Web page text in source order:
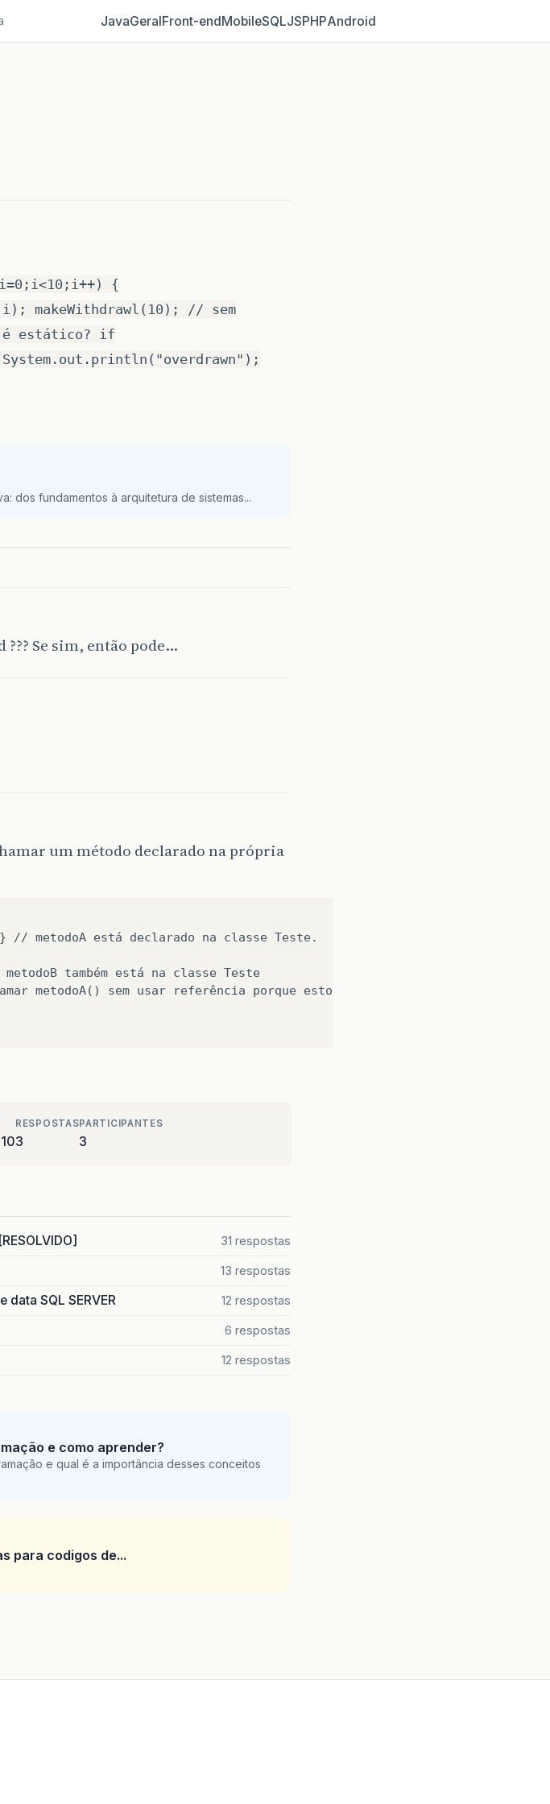
JavaGeralFront‑endMobileSQLJSPHPAndroid
{
makeWithdrawl(10); // sem
é estático? if
dos fundamentos à arquitetura de sistemas...
??? Se sim, então pode…
um método declarado na própria
// metodoA está declarado na classe Teste.
também está na classe Teste
metodoA() sem usar referência porque estou na classe que possui o
RESPOSTAS
3
PARTICIPANTES
3
31 respostas
13 respostas
SQL SERVER 12 respostas
6 respostas
12 respostas
e como aprender?
e qual é a importância desses conceitos
para codigos de...